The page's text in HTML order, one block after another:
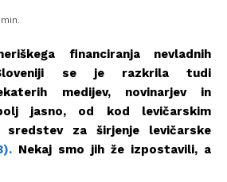
min.
financiranja nevladnih
se je razkrila tudi
medijev, novinarjev in
jasno, od kod levičarskim
za širjenje levičarske
Nekaj smo jih že izpostavili, a